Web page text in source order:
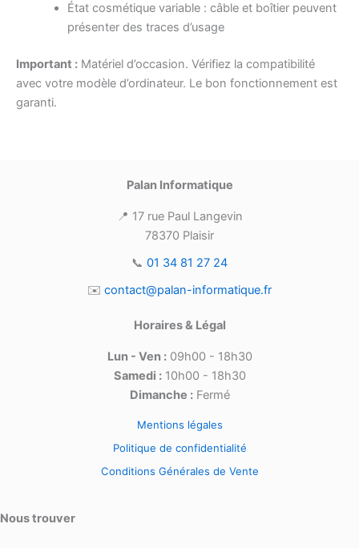
État cosmétique variable : câble et boîtier peuvent
présenter des traces d’usage
Important : Matériel d’occasion. Vérifiez la compatibilité
avec votre modèle d’ordinateur. Le bon fonctionnement est
garanti.
Palan Informatique
📍 17 rue Paul Langevin
78370 Plaisir
📞 01 34 81 27 24
✉️ contact@palan-informatique.fr
Horaires & Légal
Lun - Ven :09h00 - 18h30
Samedi :10h00 - 18h30
Dimanche :Fermé
Mentions légales
Politique de confidentialité
Conditions Générales de Vente
Nous trouver